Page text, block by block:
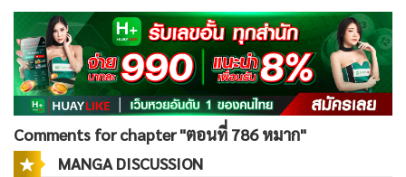
Comments for chapter "ตอนที่ 786 หมาก"
MANGA DISCUSSION